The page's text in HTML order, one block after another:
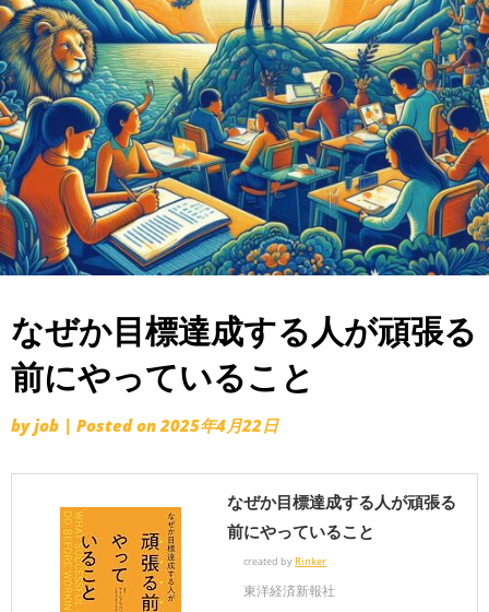
なぜか目標達成する人が頑張る
前にやっていること
byjob | Posted on 2025年4月22日
なぜか目標達成する人が頑張る
前にやっていること
created byRinker
東洋経済新報社